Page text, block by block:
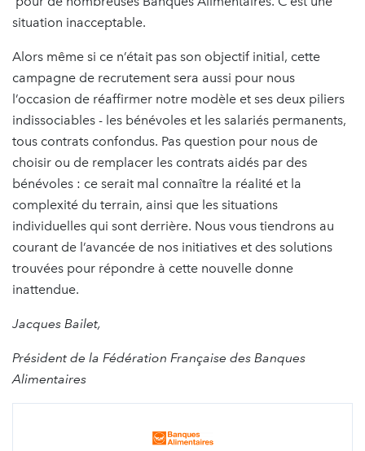
situation inacceptable.
Alors même si ce n’était pas son objectif initial, cette
campagne de recrutement sera aussi pour nous
l’occasion de réaffirmer notre modèle et ses deux piliers
indissociables - les bénévoles et les salariés permanents,
tous contrats confondus. Pas question pour nous de
choisir ou de remplacer les contrats aidés par des
bénévoles : ce serait mal connaître la réalité et la
complexité du terrain, ainsi que les situations
individuelles qui sont derrière. Nous vous tiendrons au
courant de l’avancée de nos initiatives et des solutions
trouvées pour répondre à cette nouvelle donne
inattendue.
Jacques Bailet,
Président de la Fédération Française des Banques
Alimentaires